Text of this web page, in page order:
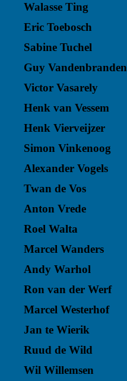
Walasse Ting
Eric Toebosch
Sabine Tuchel
Guy Vandenbranden
Victor Vasarely
Henk van Vessem
Henk Vierveijzer
Simon Vinkenoog
Alexander Vogels
Twan de Vos
Anton Vrede
Roel Walta
Marcel Wanders
Andy Warhol
Ron van der Werf
Marcel Westerhof
Jan te Wierik
Ruud de Wild
Wil Willemsen